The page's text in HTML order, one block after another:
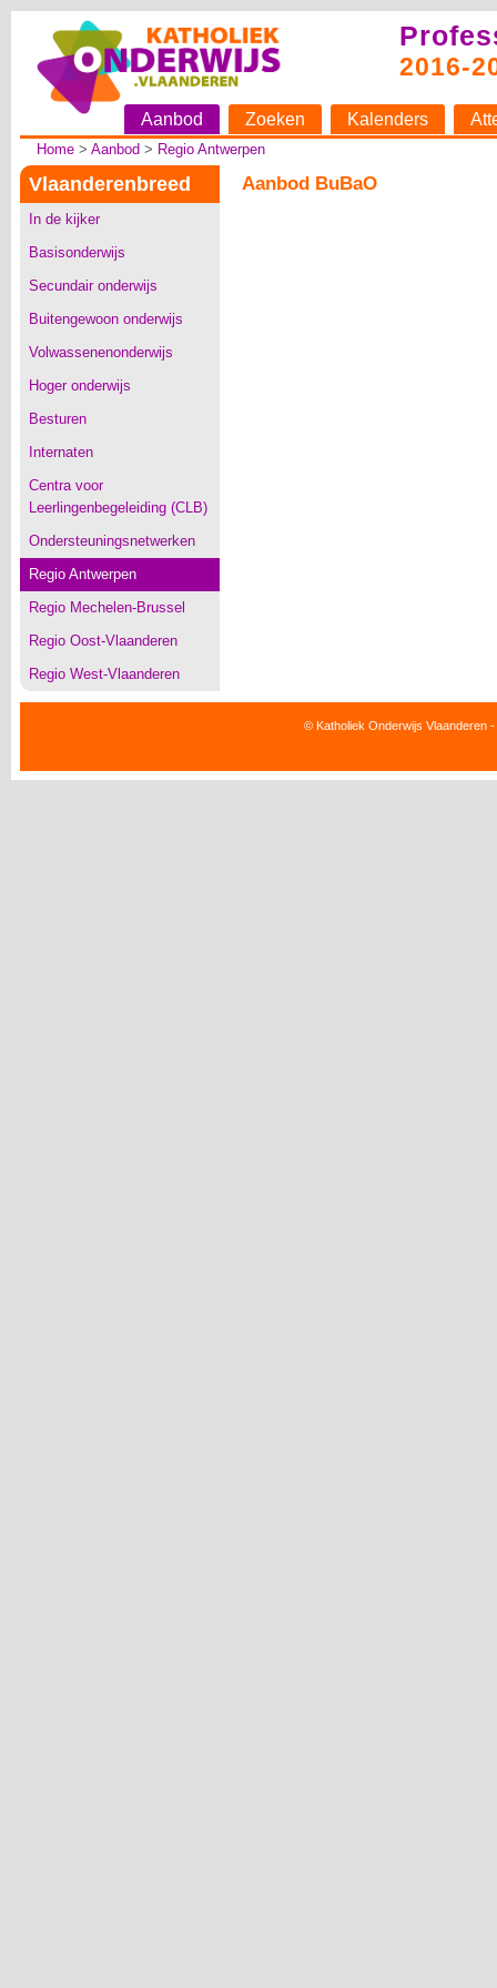
2016-
Aanbod Zoeken Kalenders
Home> Aanbod > Regio Antwerpen
Vlaanderenbreed
In de kijker
Basisonderwijs
Secundair onderwijs
Buitengewoon onderwijs
Volwassenenonderwijs
Hoger onderwijs
Besturen
Internaten
Centra voor
Leerlingenbegeleiding (CLB)
Ondersteuningsnetwerken
Regio Antwerpen
Regio Mechelen-Brussel
Regio Oost-Vlaanderen
Regio West-Vlaanderen
Aanbod BuBaO
© Katholiek Onderwijs Vlaanderen